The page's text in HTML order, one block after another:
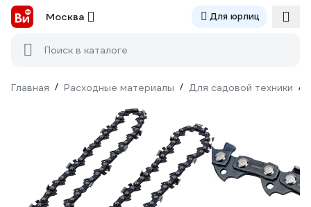
Москва Для юрлиц
Поиск в каталоге
Главная / Расходные материалы / Для садовой техники /